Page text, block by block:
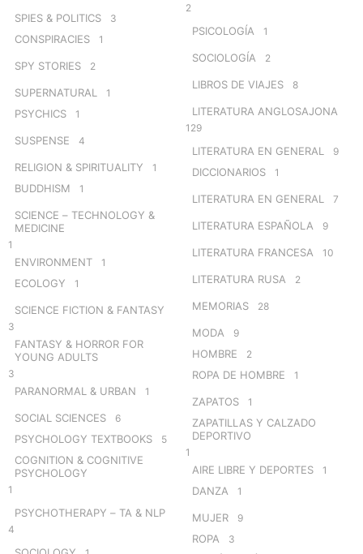
SPIES & POLITICS 3
CONSPIRACIES 1
SPY STORIES 2
SUPERNATURAL 1
PSYCHICS 1
SUSPENSE 4
RELIGION & SPIRITUALITY 1
BUDDHISM 1
SCIENCE – TECHNOLOGY &
MEDICINE
1
ENVIRONMENT 1
ECOLOGY 1
SCIENCE FICTION & FANTASY
3
FANTASY & HORROR FOR
YOUNG ADULTS
3
PARANORMAL & URBAN 1
SOCIAL SCIENCES 6
PSYCHOLOGY TEXTBOOKS 5
COGNITION & COGNITIVE
PSYCHOLOGY
1
PSYCHOTHERAPY – TA & NLP
4
2
PSICOLOGÍA 1
SOCIOLOGÍA 2
LIBROS DE VIAJES 8
LITERATURA ANGLOSAJONA
129
LITERATURA EN GENERAL 9
DICCIONARIOS 1
LITERATURA EN GENERAL 7
LITERATURA ESPAÑOLA 9
LITERATURA FRANCESA 10
LITERATURA RUSA 2
MEMORIAS 28
MODA 9
HOMBRE 2
ROPA DE HOMBRE 1
ZAPATOS 1
ZAPATILLAS Y CALZADO
DEPORTIVO
1
AIRE LIBRE Y DEPORTES 1
DANZA 1
MUJER 9
ROPA 3